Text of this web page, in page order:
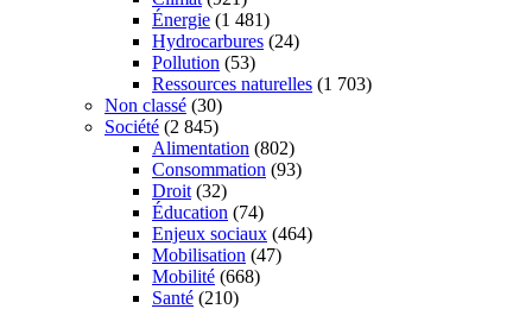
Énergie (1 481)
Hydrocarbures (24)
Pollution (53)
Ressources naturelles (1 703)
Non classé (30)
Société (2 845)
Alimentation (802)
Consommation (93)
Droit (32)
Éducation (74)
Enjeux sociaux (464)
Mobilisation (47)
Mobilité (668)
Santé (210)